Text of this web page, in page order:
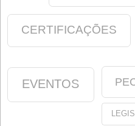
Notícias
oleína